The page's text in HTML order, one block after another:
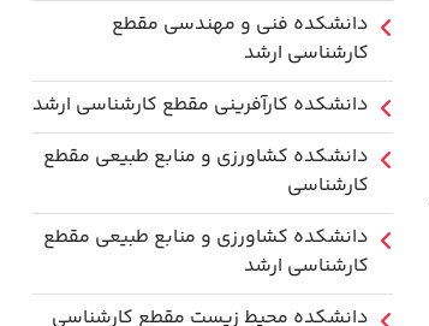
دانشکده فنی و مهندسی مقطع
کارشناسی ارشد
دانشکده کارآفرینی مقطع کارشناسی ارشد
دانشکده کشاورزی و منابع طبیعی مقطع
کارشناسی
دانشکده کشاورزی و منابع طبیعی مقطع
کارشناسی ارشد
دانشکده محیط زیست مقطع کارشناسی